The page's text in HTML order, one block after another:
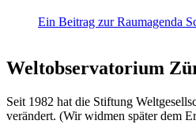
Ein Beitrag zur Raumagenda
Weltobservatorium
Seit 1982 hat die Stiftung
verändert. (Wir widmen später dem